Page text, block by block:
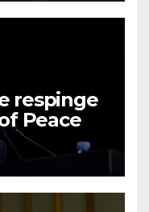
respinge
Peace